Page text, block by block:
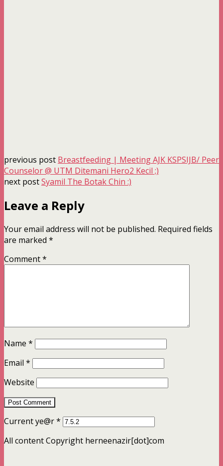
previous post Breastfeeding | Meeting AJK KSPSIJB/ Peer
Counselor @ UTM Ditemani Hero2 Kecil ;)
next postSyamil The Botak Chin :)
Leave a Reply
Your email address will not be published. Required fields
are marked *
Comment*
Name *
Email *
Website
Current ye@r*
All content Copyright herneenazir[dot]com